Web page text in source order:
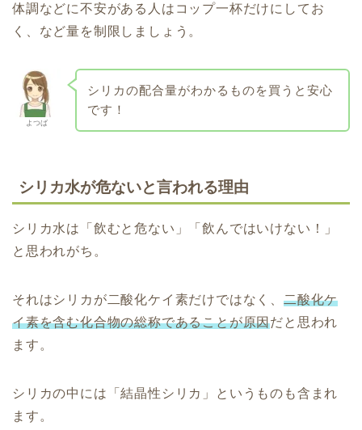
体調などに不安がある人はコップ一杯だけにしてお
く、など量を制限しましょう。
よつば
シリカの配合量がわかるものを買うと安心
です！
シリカ水が危ないと言われる理由
シリカ水は「飲むと危ない」「飲んではいけない！」
と思われがち。
それはシリカが二酸化ケイ素だけではなく、 二酸化ケ
イ素を含む化合物の総称であることが原因だと思われ
ます。
シリカの中には「結晶性シリカ」というものも含まれ
ます。